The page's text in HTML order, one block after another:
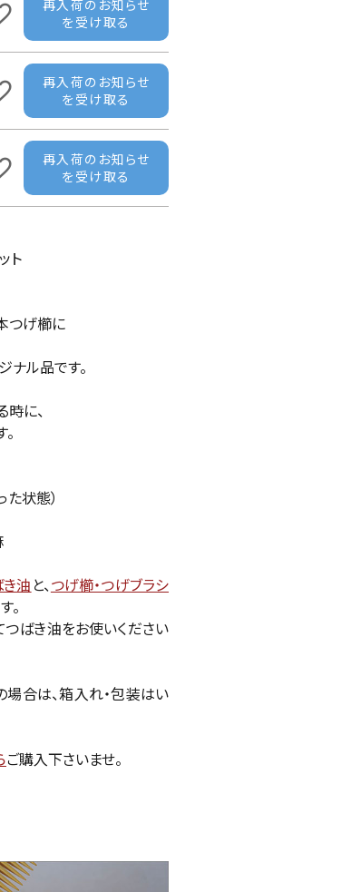
再入荷のお知らせ
を受け取る
再入荷のお知らせ
を受け取る
再入荷のお知らせ
を受け取る
ト
つげ櫛に
ナル品です。
に、
状態）
油 と、つげ櫛・つげブラシ
。
ばき油をお使いください
合は、箱入れ・包装はい
ご購入下さいませ。